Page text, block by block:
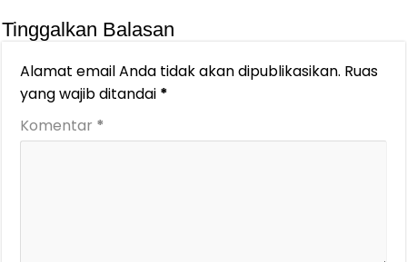
Tinggalkan Balasan
Alamat email Anda tidak akan dipublikasikan. Ruas
yang wajib ditandai *
Komentar *